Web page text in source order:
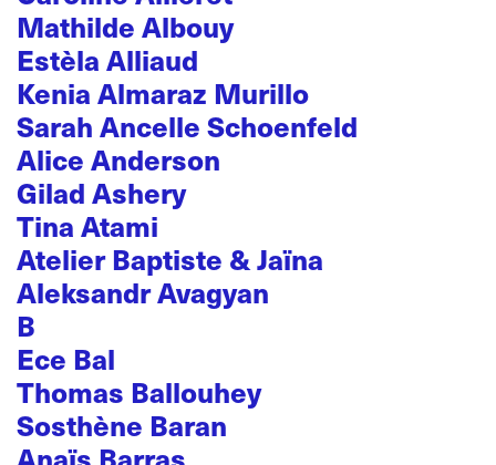
Mathilde Albouy
Estèla Alliaud
Kenia Almaraz Murillo
Sarah Ancelle Schoenfeld
Alice Anderson
Gilad Ashery
Tina Atami
Atelier Baptiste & Jaïna
Aleksandr Avagyan
B
Ece Bal
Thomas Ballouhey
Sosthène Baran